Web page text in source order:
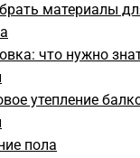
материалы
что нужно
утепление
пола